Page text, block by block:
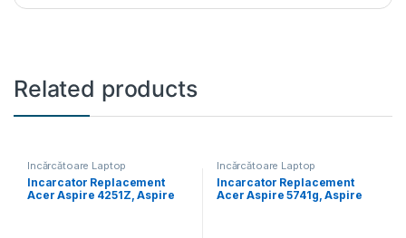
Related products
Încărcătoare Laptop
Incarcator Replacement
Acer Aspire 4251Z, Aspire
Încărcătoare Laptop
Incarcator Replacement
Acer Aspire 5741g, Aspire